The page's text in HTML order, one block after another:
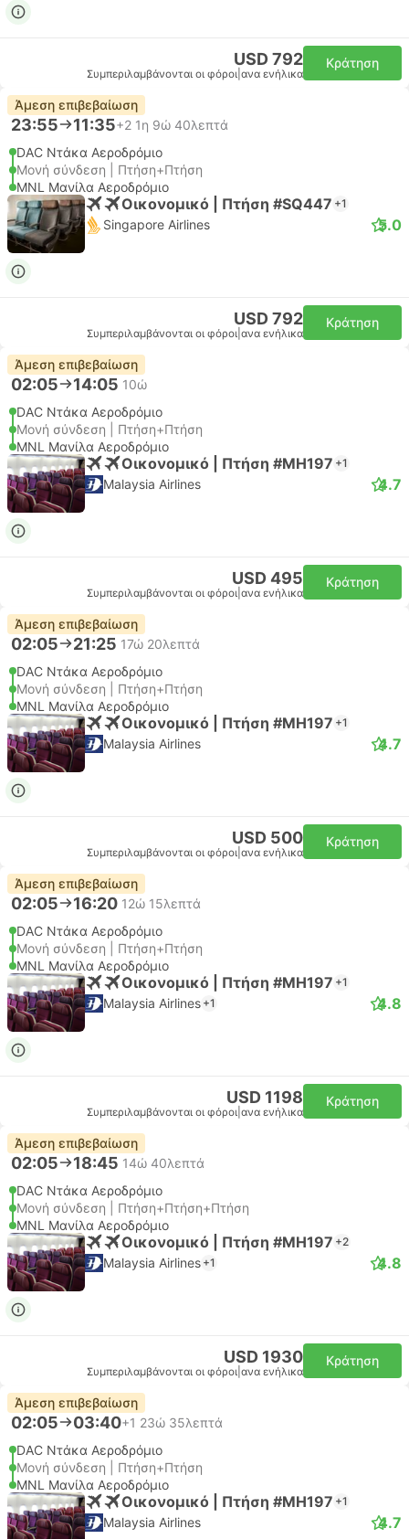
USD 792
Συμπεριλαμβάνονται οι φόροι ανα ενήλικα
Κράτηση
Άμεση επιβεβαίωση
23:55 11:35+2 1η 9ώ 40λεπτά
DAC Ντάκα Αεροδρόμιο
Μονή σύνδεση | Πτήση+Πτήση
MNL Μανίλα Αεροδρόμιο
Οικονομικό | Πτήση #SQ447 +1
Singapore Airlines 5.0
USD 792
Συμπεριλαμβάνονται οι φόροι ανα ενήλικα
Κράτηση
Άμεση επιβεβαίωση
02:05 14:05 10ώ
DAC Ντάκα Αεροδρόμιο
Μονή σύνδεση | Πτήση+Πτήση
MNL Μανίλα Αεροδρόμιο
Οικονομικό | Πτήση #MH197 +1
Malaysia Airlines 4.7
USD 495
Συμπεριλαμβάνονται οι φόροι ανα ενήλικα
Κράτηση
Άμεση επιβεβαίωση
02:05 21:25 17ώ 20λεπτά
DAC Ντάκα Αεροδρόμιο
Μονή σύνδεση | Πτήση+Πτήση
MNL Μανίλα Αεροδρόμιο
Οικονομικό | Πτήση #MH197 +1
Malaysia Airlines 4.7
USD 500
Συμπεριλαμβάνονται οι φόροι ανα ενήλικα
Κράτηση
Άμεση επιβεβαίωση
02:05 16:20 12ώ 15λεπτά
DAC Ντάκα Αεροδρόμιο
Μονή σύνδεση | Πτήση+Πτήση
MNL Μανίλα Αεροδρόμιο
Οικονομικό | Πτήση #MH197 +1
Malaysia Airlines +1 4.8
USD 1198
Συμπεριλαμβάνονται οι φόροι ανα ενήλικα
Κράτηση
Άμεση επιβεβαίωση
02:05 18:45 14ώ 40λεπτά
DAC Ντάκα Αεροδρόμιο
Μονή σύνδεση | Πτήση+Πτήση+Πτήση
MNL Μανίλα Αεροδρόμιο
Οικονομικό | Πτήση #MH197 +2
Malaysia Airlines +1 4.8
USD 1930
Συμπεριλαμβάνονται οι φόροι ανα ενήλικα
Κράτηση
Άμεση επιβεβαίωση
02:05 03:40+1 23ώ 35λεπτά
DAC Ντάκα Αεροδρόμιο
Μονή σύνδεση | Πτήση+Πτήση
MNL Μανίλα Αεροδρόμιο
Οικονομικό | Πτήση #MH197 +1
Malaysia Airlines 4.7